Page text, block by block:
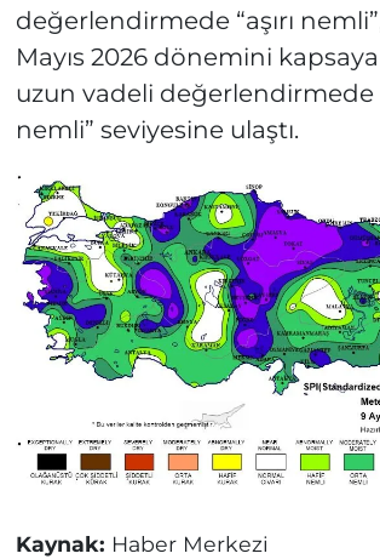
değerlendirmede “aşırı
Mayıs 2026 dönemini
uzun vadeli değerlendirmede
nemli” seviyesine ulaştı.
Kaynak: Haber Merkezi